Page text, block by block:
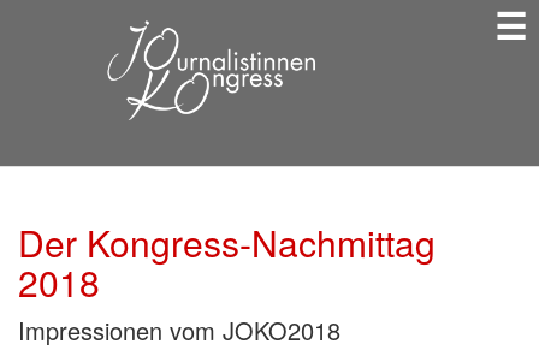
☰
Der Kongress-Nachmittag
2018
Impressionen vom JOKO2018